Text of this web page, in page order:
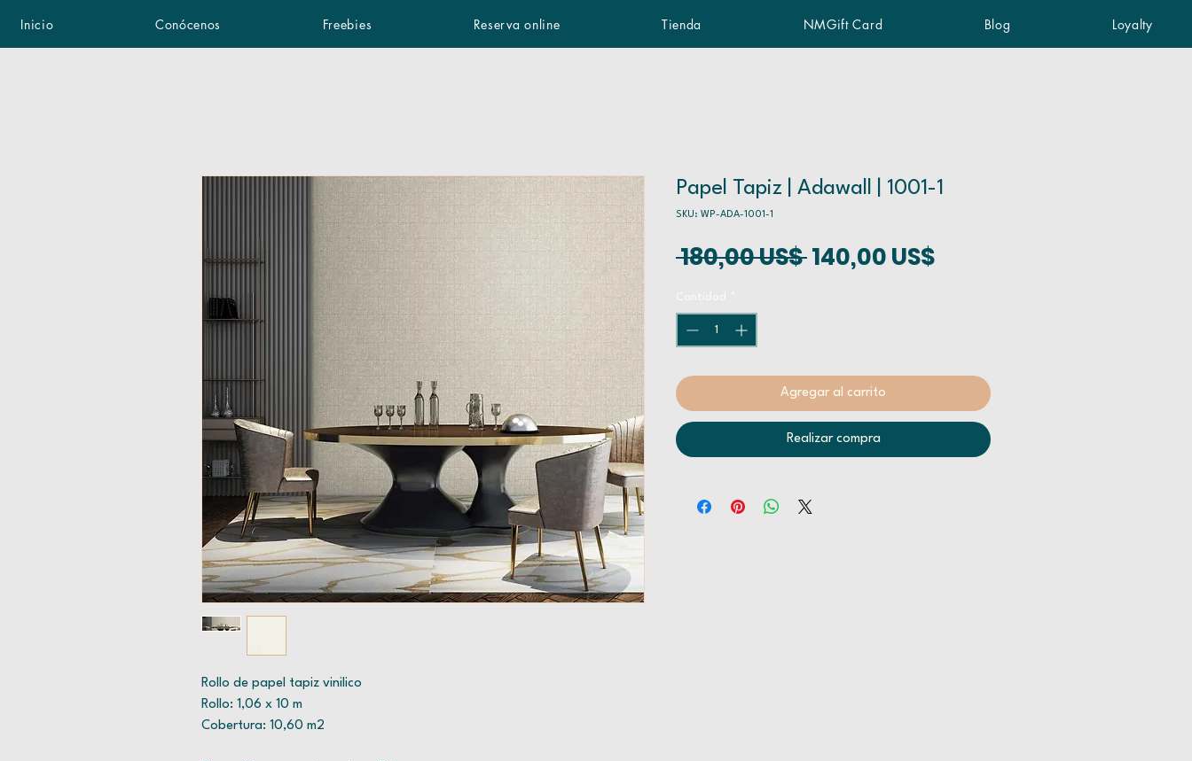
Inicio Conócenos Freebies Reserva online Tienda NMGift Card Blog Loyalty
Rollo de papel tapiz vinilico
Rollo: 1,06 x 10 m
Cobertura: 10,60 m2
Papel Tapiz | Adawall | 1001-1
SKU: WP-ADA-1001-1
180,00 US$ Precio
140,00 US$Precio de oferta
Agregar al carrito
Realizar compra